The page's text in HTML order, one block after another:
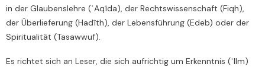
in der Glaubenslehre (ʿAqîda), der Rechtswissenschaft (Fiqh),
der Überlieferung (Hadîth), der Lebensführung (Edeb) oder der
Spiritualität (Tasawwuf).
Es richtet sich an Leser, die sich aufrichtig um Erkenntnis (ʿIlm)